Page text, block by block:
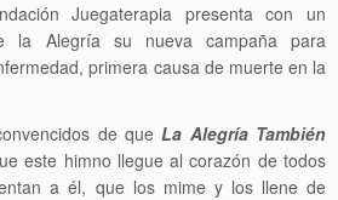
Juegaterapia presenta con un
la Alegría su nueva campaña para
primera causa de muerte en la
de queLa Alegría También
este himno llegue al corazón de todos
a él, que los mime y los llene de